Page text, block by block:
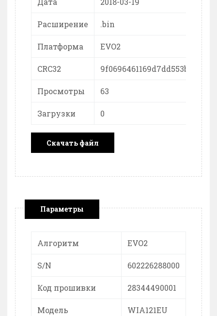
Расширение .bin
Платформа EVO2
CRC32
Просмотры 63
Загрузки 0
Скачать файл
Параметры
Алгоритм EVO2
S/N 602226288000
Код прошивки 28344490001
Модель WIA121EU